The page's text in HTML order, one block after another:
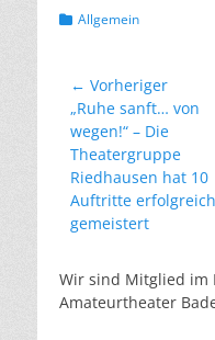
Kategorien
Allgemein
← Vorheriger
Vorheriger
Beitrag:
„Ruhe sanft… von
wegen!“ – Die
Theatergruppe
Riedhausen hat 10
Auftritte erfolgreich
gemeistert
Wir sind Mitglied im
Amateurtheater